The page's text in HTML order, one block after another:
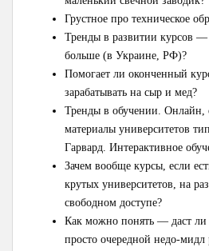
Грустное про техническое
Тренды в развитии курсов —
больше (в Украине, РФ)?
Помогает ли оконченный
зарабатывать на сыр и мед?
Тренды в обучении.
материалы университетов
Гарвард. Интерактивное
Зачем вообще курсы, если
крутых университетов, на
свободном доступе?
Как можно понять — даст ли
просто очередной недо-